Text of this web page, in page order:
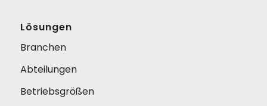
Lösungen
Branchen
Abteilungen
Betriebsgrößen